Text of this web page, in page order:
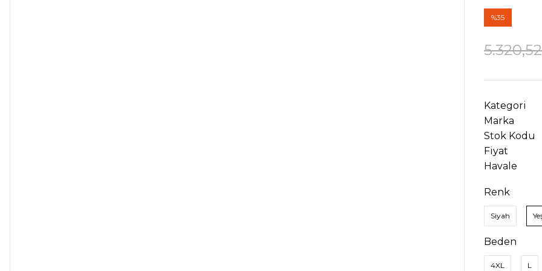
%35
Kategori
Marka
Stok Kodu
Fiyat
Havale
Renk
Siyah
Beden
4XL L